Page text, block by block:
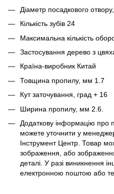
Діаметр посадкового
Кількість зубів 24
Максимальна кількість
Застосування дерево з
Країна-виробник Китай
Товщина пропилу, мм 1.7
Кут заточування, град + 16
Ширина пропилу, мм 2.6.
Додаткову інформацію про
можете уточнити у
Інструмент Центр. Товар
зображення, або
деталі. У разі виникнення
електронною поштою або